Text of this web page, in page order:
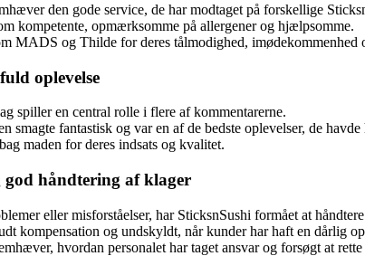
den gode service, de har modtaget på forskellige
kompetente, opmærksomme på allergener og hjælpsomme.
MADS og Thilde for deres tålmodighed, imødekommenhed
oplevelse
spiller en central rolle i flere af kommentarerne.
smagte fantastisk og var en af de bedste oplevelser, de havde
maden for deres indsats og kvalitet.
god håndtering af klager
eller misforståelser, har SticksnSushi formået at
kompensation og undskyldt, når kunder har haft en dårlig
hvordan personalet har taget ansvar og forsøgt at